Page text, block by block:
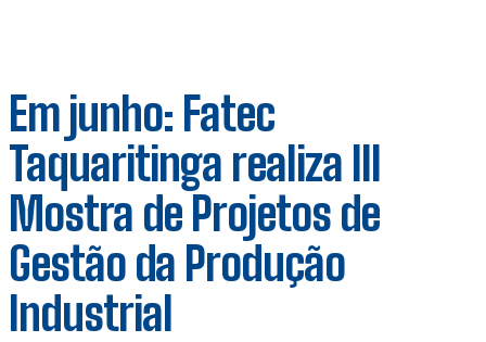
Em junho: Fatec
Taquaritinga realiza III
Mostra de Projetos de
Gestão da Produção
Industrial